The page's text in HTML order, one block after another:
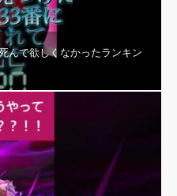
んで欲しくなかったランキン